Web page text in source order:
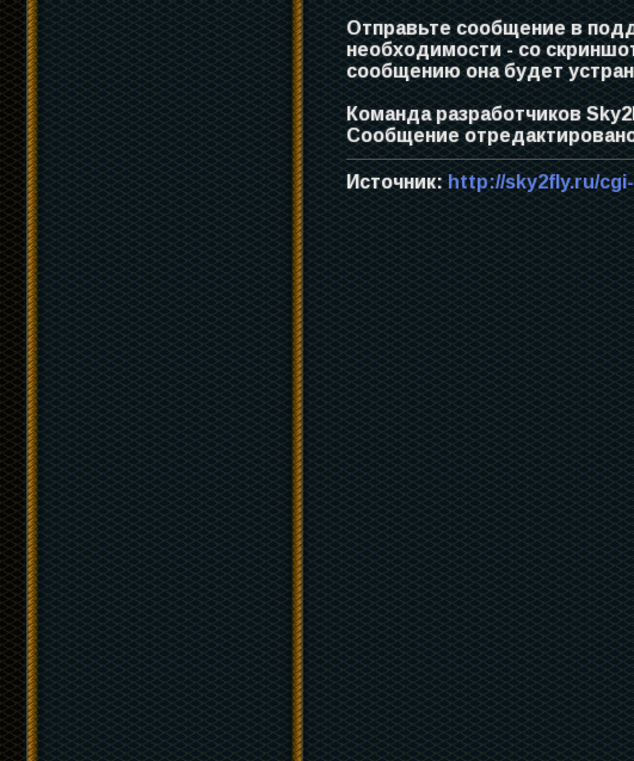
Отправьте сообщение в
необходимости - со
сообщению она будет
Команда разработчиков
Сообщение
Источник: http://sky2fly.ru/